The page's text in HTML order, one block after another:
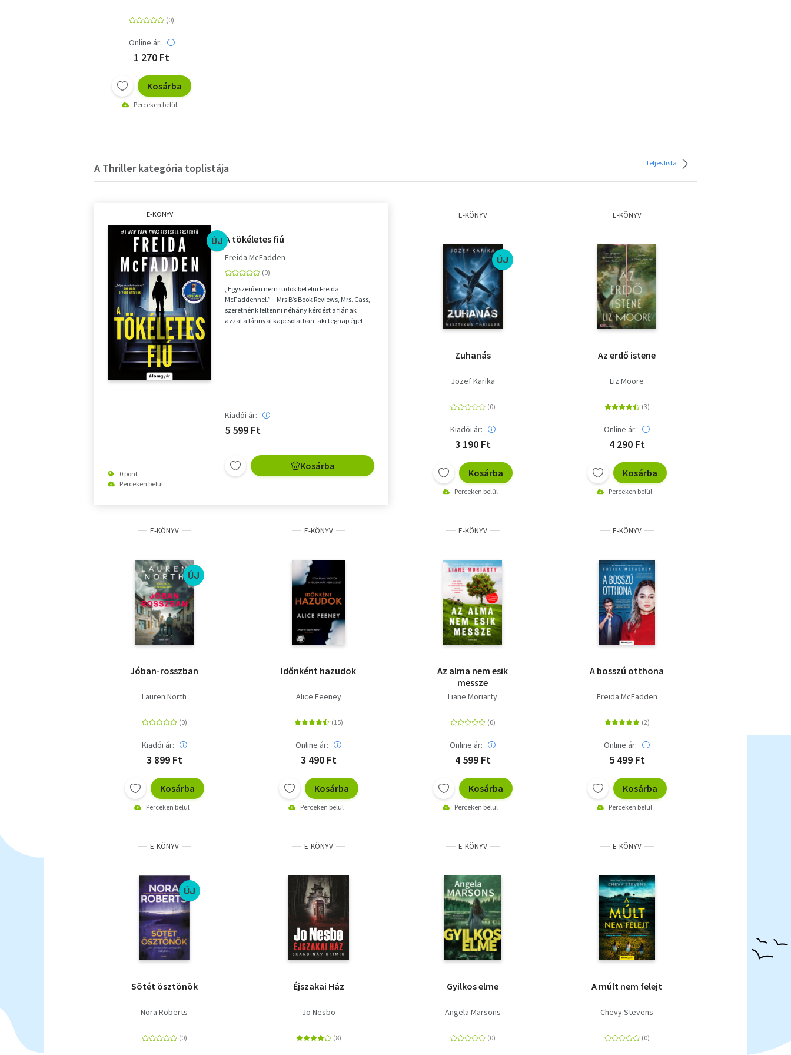
Online ár:
1 270 Ft
Kosárba
Perceken belül
A Thriller kategória toplistája Teljes lista
E-KÖNYV
ÚJ
0 pont
Perceken belül
A tökéletes fiú
Freida McFadden
„Egyszerűen nem tudok betelni Freida
McFaddennel.” – Mrs B’s Book Reviews„Mrs. Cass,
szeretnénk feltenni néhány kérdést a fiának
azzal a lánnyal kapcsolatban, aki tegnap éjjel
Kiadói ár:
5 599 Ft
Kosárba
E-KÖNYV
ÚJ
Zuhanás
Jozef Karika
Kiadói ár:
3 190 Ft
Kosárba
Perceken belül
E-KÖNYV
Az erdő istene
Liz Moore
Online ár:
4 290 Ft
Kosárba
Perceken belül
E-KÖNYV
ÚJ
Jóban-rosszban
Lauren North
Kiadói ár:
3 899 Ft
Kosárba
Perceken belül
E-KÖNYV
Időnként hazudok
Alice Feeney
Online ár:
3 490 Ft
Kosárba
Perceken belül
E-KÖNYV
Az alma nem esik
messze
Liane Moriarty
Online ár:
4 599 Ft
Kosárba
Perceken belül
E-KÖNYV
A bosszú otthona
Freida McFadden
Online ár:
5 499 Ft
Kosárba
Perceken belül
E-KÖNYV
ÚJ
Sötét ösztönök
Nora Roberts
E-KÖNYV
Éjszakai Ház
Jo Nesbo
E-KÖNYV
Gyilkos elme
Angela Marsons
E-KÖNYV
A múlt nem felejt
Chevy Stevens